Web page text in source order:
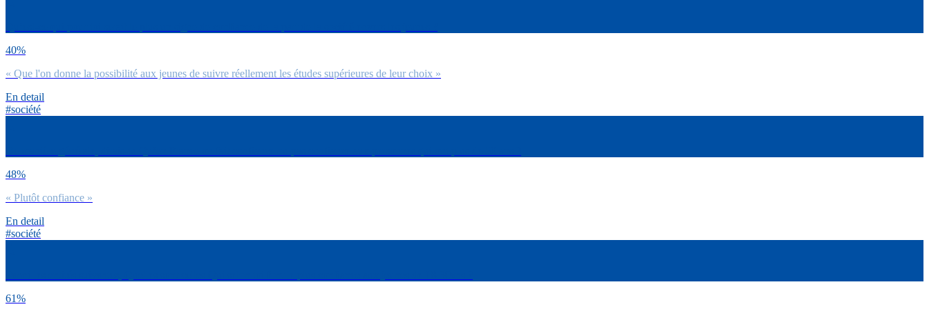
40%
« Que l'on donne la possibilité aux jeunes de suivre réellement les études supérieures de leur choix »
En detail
#société
48%
« Plutôt confiance »
En detail
#société
61%